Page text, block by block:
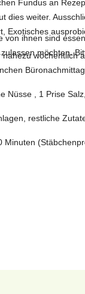
Fundus an
dies weiter.
Exotisches
wöchentlich
Nüsse , 1 Prise
restliche
Minuten
ihnen sind
möchten.